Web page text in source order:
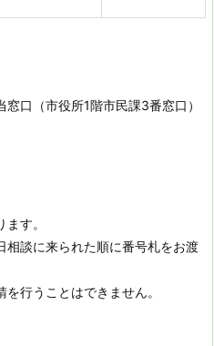
口（市役所1階市民課3番窓口）
す。
相談に来られた順に番号札をお渡
行うことはできません。